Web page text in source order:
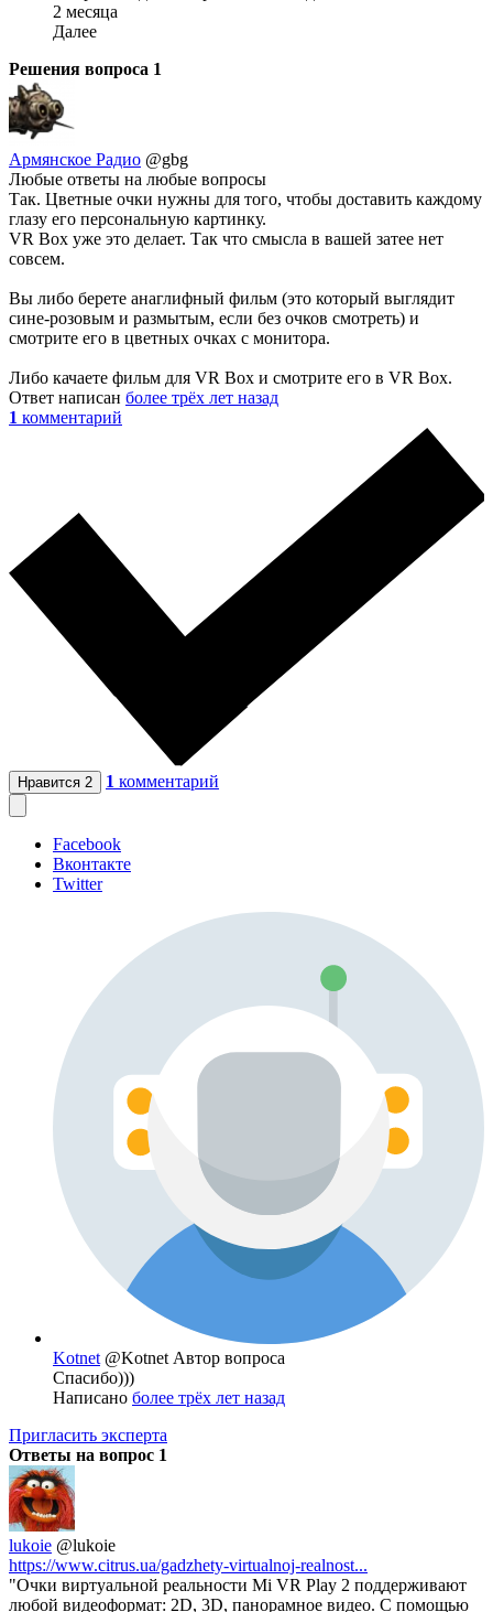
2 месяца
Далее
Решения вопроса 1
Армянское Радио @gbg
Любые ответы на любые вопросы
Так. Цветные очки нужны для того, чтобы доставить каждому
глазу его персональную картинку.
VR Box уже это делает. Так что смысла в вашей затее нет
совсем.
Вы либо берете анаглифный фильм (это который выглядит
сине-розовым и размытым, если без очков смотреть) и
смотрите его в цветных очках с монитора.
Либо качаете фильм для VR Box и смотрите его в VR Box.
Ответ написан более трёх лет назад
1 комментарий
Нравится 2 1 комментарий
Facebook
Вконтакте
Twitter
Kotnet @Kotnet Автор вопроса
Спасибо)))
Написано более трёх лет назад
Пригласить эксперта
Ответы на вопрос 1
lukoie @lukoie
https://www.citrus.ua/gadzhety-virtualnoj-realnost...
"Очки виртуальной реальности Mi VR Play 2 поддерживают
любой видеоформат: 2D, 3D, панорамное видео. С помощью